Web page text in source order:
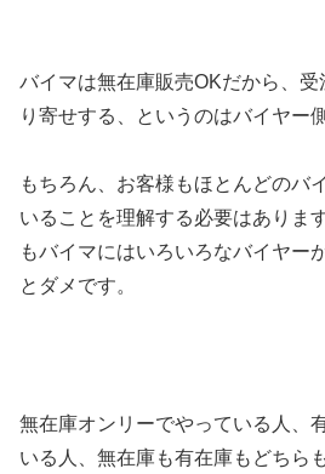
バイマは無在庫販売OKだから、
り寄せする、というのはバイヤー
もちろん、お客様もほとんどのバ
いることを理解する必要はありま
もバイマにはいろいろなバイヤー
とダメです。
無在庫オンリーでやっている人、
いる人、無在庫も有在庫もどちら